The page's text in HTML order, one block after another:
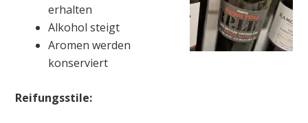
erhalten
Alkohol steigt
Aromen werden
konserviert
Reifungsstile: